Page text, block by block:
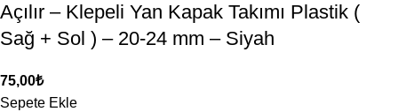
Açılır – Klepeli Yan Kapak Takımı Plastik (
Sağ + Sol ) – 20-24 mm – Siyah
75,00₺
Sepete Ekle